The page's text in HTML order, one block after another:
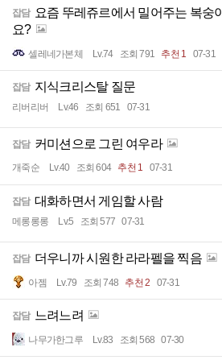
잡담 요즘 뚜레쥬르에서 밀어주는 복숭
요?
셀레네가본체 Lv.74 조회 791 추천 1 07-31
잡담 지식크리스탈 질문
리버리버 Lv.46 조회 651 07-31
잡담 커미션으로 그린 여우라
개죽순 Lv.40 조회 604 추천 1 07-31
잡담 대화하면서 게임할 사람
메롱롱롱 Lv.5 조회 577 07-31
잡담 더우니까 시원한 라라펠을 찍음
아젬 Lv.79 조회 748 추천 2 07-31
잡담 느려느려
나무가한그루 Lv.83 조회 568 07-30